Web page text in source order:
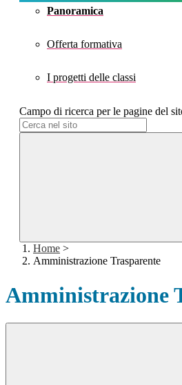
Panoramica
Offerta formativa
I progetti delle classi
Campo di ricerca per le pagine del
Home >
Amministrazione Trasparente
Amministrazione